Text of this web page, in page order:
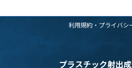
利用規約・プライバシ
プラスチック射出